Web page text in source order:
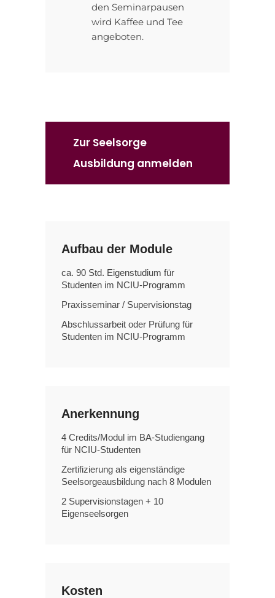
den Seminarpausen
wird Kaffee und Tee
angeboten.
Zur Seelsorge
Ausbildung anmelden
Aufbau der Module
ca. 90 Std. Eigenstudium für
Studenten im NCIU-Programm
Praxisseminar / Supervisionstag
Abschlussarbeit oder Prüfung für
Studenten im NCIU-Programm
Anerkennung
4 Credits/Modul im BA-Studiengang
für NCIU-Studenten
Zertifizierung als eigenständige
Seelsorgeausbildung nach 8 Modulen
2 Supervisionstagen + 10
Eigenseelsorgen
Kosten